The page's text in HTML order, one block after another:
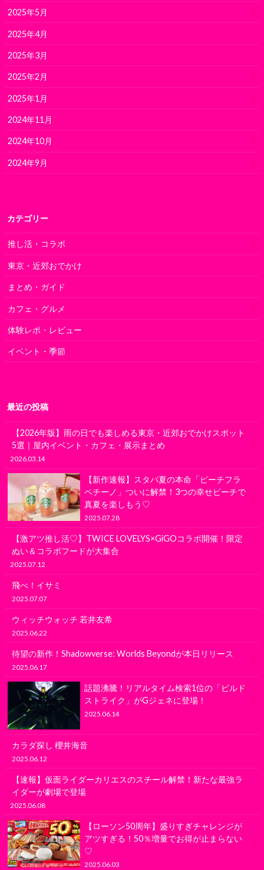
2025年5月
2025年4月
2025年3月
2025年2月
2025年1月
2024年11月
2024年10月
2024年9月
カテゴリー
推し活・コラボ
東京・近郊おでかけ
まとめ・ガイド
カフェ・グルメ
体験レポ・レビュー
イベント・季節
最近の投稿
【2026年版】雨の日でも楽しめる東京・近郊おでかけスポット
5選｜屋内イベント・カフェ・展示まとめ
2026.03.14
【新作速報】スタバ夏の本命「ピーチフラ
ペチーノ」ついに解禁！3つの幸せピーチで
真夏を楽しもう♡
2025.07.28
【激アツ推し活♡】TWICE LOVELYS×GiGOコラボ開催！限定
ぬい＆コラボフードが大集合
2025.07.12
飛べ！イサミ
2025.07.07
ウィッチウォッチ 若井友希
2025.06.22
待望の新作！Shadowverse: Worlds Beyondが本日リリース
2025.06.17
話題沸騰！リアルタイム検索1位の「ビルド
ストライク」がGジェネに登場！
2025.06.14
カラダ探し 櫻井海音
2025.06.12
【速報】仮面ライダーカリエスのスチール解禁！新たな最強ラ
イダーが劇場で登場
2025.06.08
【ローソン50周年】盛りすぎチャレンジが
アツすぎる！50％増量でお得が止まらない
♡
2025.06.03